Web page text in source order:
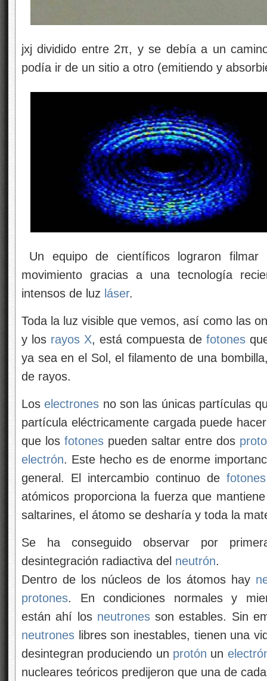
jxj dividido entre 2π, y se debía a un
podía ir de un sitio a otro (emitiendo y
Un equipo de científicos lograron
movimiento gracias a una tecnología
intensos de luz láser.
Toda la luz visible que vemos, así como las
y los rayos X, está compuesta de fotones
ya sea en el Sol, el filamento de una
de rayos.
Loselectrones no son las únicas partículas
partícula eléctricamente cargada puede
que los fotonespueden saltar entre dos
electrón. Este hecho es de enorme
general. El intercambio continuo de fotones
atómicos proporciona la fuerza que
saltarines, el átomo se desharía y toda la
Se ha conseguido observar por
desintegración radiactiva del neutrón.
Dentro de los núcleos de los átomos hay
protones. En condiciones normales y
están ahí los neutronesson estables. Sin
neutrones libres son inestables, tienen una
desintegran produciendo un protón un
nucleares teóricos predijeron que una de